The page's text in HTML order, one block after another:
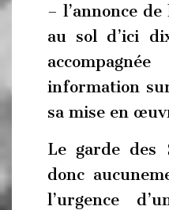
– l’annonce
au sol d’ici
information
sa mise en
Le garde des
donc
l’urgence